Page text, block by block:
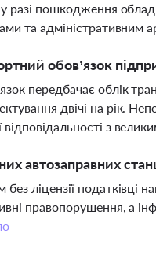
разі пошкодження
та адміністративним
обов’язок
передбачає облік
двічі на рік.
відповідальності з
автозаправних
ліцензії
правопорушення, а